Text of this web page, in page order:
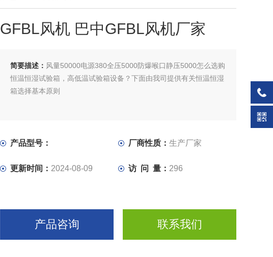
GFBL风机 巴中GFBL风机厂家
简要描述： 风量50000电源380全压5000防爆喉口静压5000怎么选购
恒温恒湿试验箱，高低温试验箱设备？下面由我司提供有关恒温恒湿
箱选择基本原则
产品型号： 厂商性质：生产厂家
更新时间： 2024-08-09 访 问 量： 296
产品咨询 联系我们